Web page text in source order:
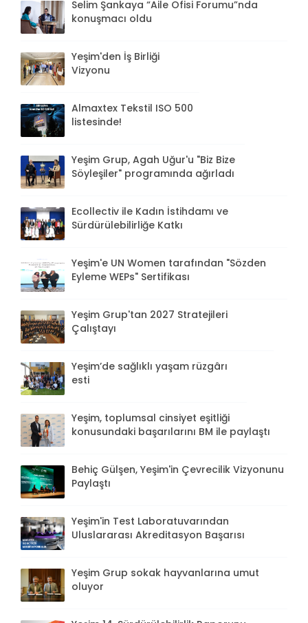
Selim Şankaya “Aile Ofisi Forumu”nda
konuşmacı oldu
Yeşim'den İş Birliği
Vizyonu
Almaxtex Tekstil ISO 500
listesinde!
Yeşim Grup, Agah Uğur'u "Biz Bize
Söyleşiler" programında ağırladı
Ecollectiv ile Kadın İstihdamı ve
Sürdürülebilirliğe Katkı
Yeşim'e UN Women tarafından "Sözden
Eyleme WEPs" Sertifikası
Yeşim Grup'tan 2027 Stratejileri
Çalıştayı
Yeşim’de sağlıklı yaşam rüzgârı
esti
Yeşim, toplumsal cinsiyet eşitliği
konusundaki başarılarını BM ile paylaştı
Behiç Gülşen, Yeşim'in Çevrecilik Vizyonunu
Paylaştı
Yeşim'in Test Laboratuvarından
Uluslararası Akreditasyon Başarısı
Yeşim Grup sokak hayvanlarına umut
oluyor